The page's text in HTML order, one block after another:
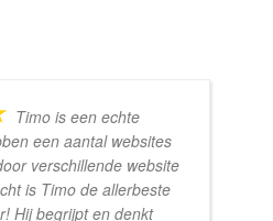
Timo is een echte
een aantal websites
verschillende website
is Timo de allerbeste
Hij begrijpt en denkt